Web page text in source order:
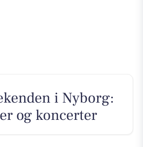
i Nyborg:
og koncerter